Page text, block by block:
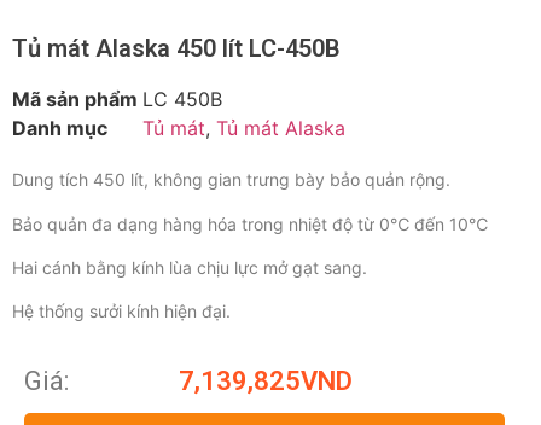
Tủ mát Alaska 450 lít LC-450B
Mã sản phẩm LC 450B
Danh mục
Tủ mát, Tủ mát Alaska
Dung tích 450 lít, không gian trưng bày bảo quản rộng.
Bảo quản đa dạng hàng hóa trong nhiệt độ từ 0℃ đến 10℃
Hai cánh bằng kính lùa chịu lực mở gạt sang.
Hệ thống sưởi kính hiện đại.
Giá: 7,139,825VND